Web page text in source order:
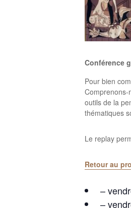
Conférence
Pour bien
Comprenons-
outils de la
thématiques
Le replay
Retour au
–
–